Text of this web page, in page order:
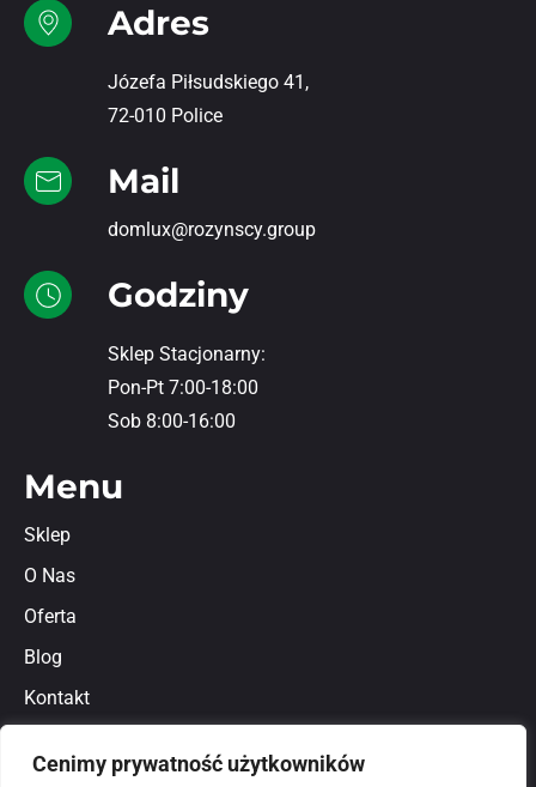
Cenimy prywatność użytkowników
Adres
Józefa Piłsudskiego 41,
72-010 Police
Mail
domlux@rozynscy.group
Godziny
Sklep Stacjonarny:
Pon-Pt 7:00-18:00
Sob 8:00-16:00
Menu
Sklep
O Nas
Oferta
Blog
Kontakt
Polityka prywatności